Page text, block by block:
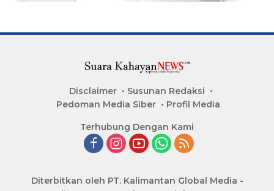
Disclaimer
Susunan Redaksi
Pedoman Media Siber
Profil Media
Terhubung Dengan Kami
Diterbitkan oleh PT. Kalimantan Global Media -